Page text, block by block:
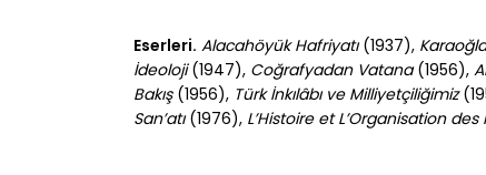
Eserleri. Alacahöyük Hafriyatı(1937),
İdeoloji(1947), Coğrafyadan Vatana(1956),
Bakış(1956), Türk İnkılâbı ve Milliyetçiliğimiz
San’atı(1976), L’Histoire et L’Organisation